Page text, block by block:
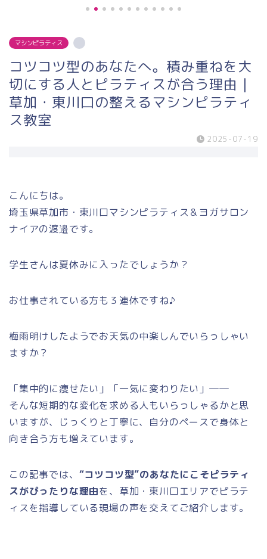
マシンピラティス
コツコツ型のあなたへ。積み重ねを大
切にする人とピラティスが合う理由｜
草加・東川口の整えるマシンピラティ
ス教室
2025-07-19
こんにちは。
埼玉県草加市・東川口マシンピラティス＆ヨガサロン
ナイアの渡邉です。
学生さんは夏休みに入ったでしょうか？
お仕事されている方も３連休ですね♪
梅雨明けしたようでお天気の中楽しんでいらっしゃい
ますか？
「集中的に痩せたい」「一気に変わりたい」――
そんな短期的な変化を求める人もいらっしゃるかと思
いますが、じっくりと丁寧に、自分のペースで身体と
向き合う方も増えています。
この記事では、 “コツコツ型”のあなたにこそピラティ
スがぴったりな理由を、草加・東川口エリアでピラテ
ィスを指導している現場の声を交えてご紹介します。